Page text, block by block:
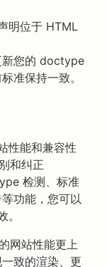
明位于 HTML
新您的 doctype
准保持一致。
性能和兼容性
和纠正
检测、标准
功能，您可以
网站性能更上
致的渲染、更